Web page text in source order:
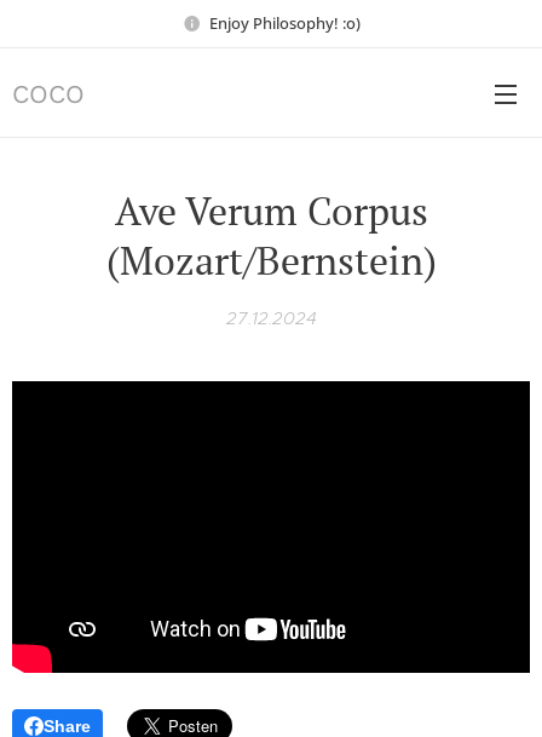
Enjoy Philosophy! :o)
COCO
Ave Verum Corpus
(Mozart/Bernstein)
27.12.2024
Share